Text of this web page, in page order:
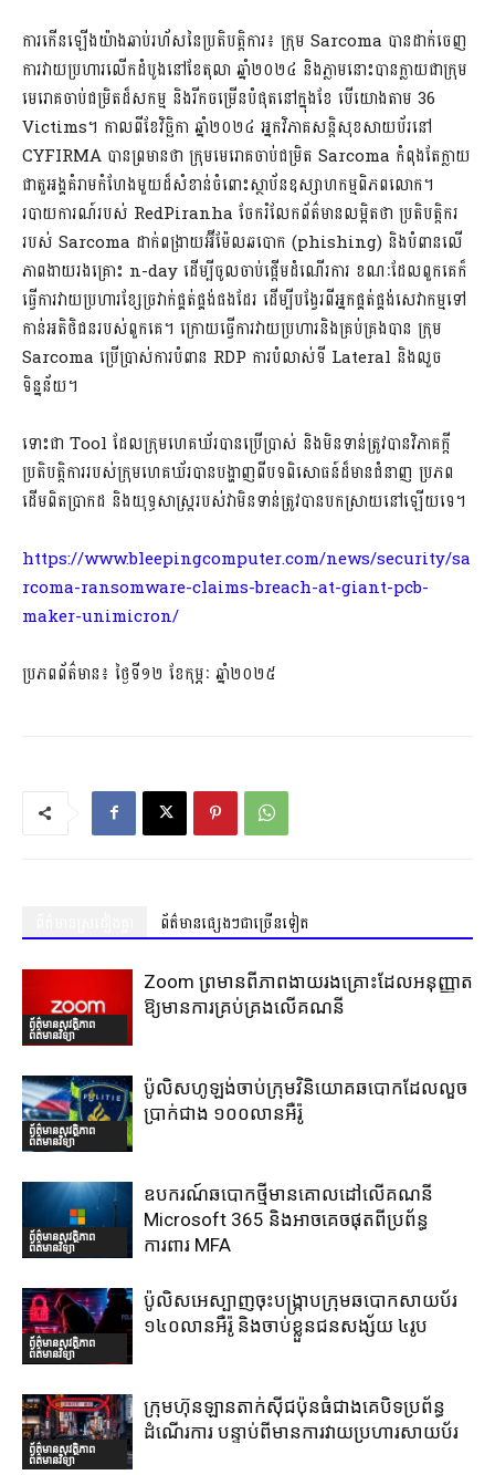
ការកើនឡើងយ៉ាងឆាប់រហ័សនៃប្រតិបត្តិការ៖ ក្រុម Sarcoma បានដាក់ចេញ
ការវាយប្រហារលើកដំបូងនៅខែតុលា ឆ្នាំ២០២៤ និងភ្លាមនោះបានក្លាយជាក្រុម
មេរោគចាប់ជម្រិតដ៏សកម្ម និងរីកចម្រើនបំផុតនៅក្នុងខែ បើយោងតាម 36
Victims។ កាលពីខែវិច្ឆិកា ឆ្នាំ២០២៤ អ្នកវិភាគសន្តិសុខសាយប័រនៅ
CYFIRMA បានព្រមានថា ក្រុមមេរោគចាប់ជម្រិត Sarcoma កំពុងតែក្លាយ
ជាតួអង្គគំរាមកំហែងមួយដ៏សំខាន់ចំពោះស្ថាប័នឧស្សាហកម្មពិភពលោក។
របាយការណ៍របស់ RedPiranha ចែករំលែកព័ត៌មានលម្អិតថា ប្រតិបត្តិករ
របស់ Sarcoma ដាក់ពង្រាយអ៊ីម៉ែលឆបោក (phishing) និងបំពានលើ
ភាពងាយរងគ្រោះ n-day ដើម្បីចូលចាប់ផ្តើមដំណើរការ ខណៈដែលពួកគេក៏
ធ្វើការវាយប្រហារខ្សែច្រវាក់ផ្គត់ផ្គង់ផងដែរ ដើម្បីបង្វែរពីអ្នកផ្គត់ផ្គង់សេវាកម្មទៅ
កាន់អតិថិជនរបស់ពួកគេ។ ក្រោយធ្វើការវាយប្រហារនិងគ្រប់គ្រងបាន ក្រុម
Sarcoma ប្រើប្រាស់ការបំពាន RDP ការបំលាស់ទី Lateral និងលួច
ទិន្នន័យ។
ទោះជា Tool ដែលក្រុមហេគឃ័របានប្រើប្រាស់ និងមិនទាន់ត្រូវបានវិភាគក្តី
ប្រតិបត្តិការរបស់ក្រុមហេគឃ័របានបង្ហាញពីបទពិសោធន៍ដ៏មានជំនាញ ប្រភព
ដើមពិតប្រាកដ និងយុទ្ធសាស្រ្តរបស់វាមិនទាន់ត្រូវបានបកស្រាយនៅឡើយទេ។
https://www.bleepingcomputer.com/news/security/sa
rcoma-ransomware-claims-breach-at-giant-pcb-
maker-unimicron/
ប្រភពព័ត៌មាន៖ ថ្ងៃទី១២ ខែកុម្ភៈ ឆ្នាំ២០២៥
ព័ត៌មានផ្សេងៗជាច្រើនទៀត
ព័ត៌មានសុវត្ថិភាព
ព័ត៌មានវិទ្យា
Zoom ព្រមានពីភាពងាយរងគ្រោះដែលអនុញ្ញាត
ឱ្យមានការគ្រប់គ្រងលើគណនី
ព័ត៌មានសុវត្ថិភាព
ព័ត៌មានវិទ្យា
ប៉ូលិសហូឡង់ចាប់ក្រុមវិនិយោគឆបោកដែលលួច
ប្រាក់ជាង ១០០លានអឺរ៉ូ
ព័ត៌មានសុវត្ថិភាព
ព័ត៌មានវិទ្យា
ឧបករណ៍ឆបោកថ្មីមានគោលដៅលើគណនី
Microsoft 365 និងអាចគេចផុតពីប្រព័ន្ធ
ការពារ MFA
ព័ត៌មានសុវត្ថិភាព
ព័ត៌មានវិទ្យា
ប៉ូលិសអេស្បាញចុះបង្រ្កាបក្រុមឆបោកសាយប័រ
១៤០លានអឺរ៉ូ និងចាប់ខ្លួនជនសង្ស័យ ៤រូប
ព័ត៌មានសុវត្ថិភាព
ព័ត៌មានវិទ្យា
ក្រុមហ៊ុនឡានតាក់ស៊ីជប៉ុនធំជាងគេបិទប្រព័ន្ធ
ដំណើរការ បន្ទាប់ពីមានការវាយប្រហារសាយប័រ